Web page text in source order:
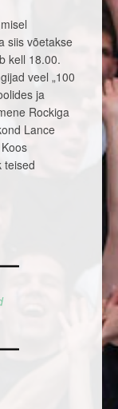
siis võetakse
kell 18.00.
veel „100
ja
Rockiga
Lance
teised